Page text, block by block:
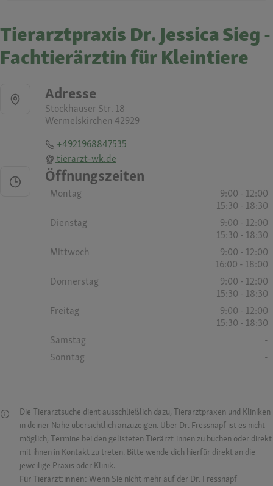
Tierarztpraxis Dr. Jessica Sieg -
Fachtierärztin für Kleintiere
Adresse
Stockhauser Str. 18
Wermelskirchen 42929
+4921968847535
tierarzt-wk.de
Öffnungszeiten
Montag
9:00 - 12:00
15:30 - 18:30
Dienstag
9:00 - 12:00
15:30 - 18:30
Mittwoch
9:00 - 12:00
16:00 - 18:00
Donnerstag
9:00 - 12:00
15:30 - 18:30
Freitag
9:00 - 12:00
15:30 - 18:30
Samstag
-
Sonntag
-
Die Tierarztsuche dient ausschließlich dazu, Tierarztpraxen und Kliniken
in deiner Nähe übersichtlich anzuzeigen. Über Dr. Fressnapf ist es nicht
möglich, Termine bei den gelisteten Tierärzt:innen zu buchen oder direkt
mit ihnen in Kontakt zu treten. Bitte wende dich hierfür direkt an die
jeweilige Praxis oder Klinik.
Für Tierärzt:innen: Wenn Sie nicht mehr auf der Dr. Fressnapf